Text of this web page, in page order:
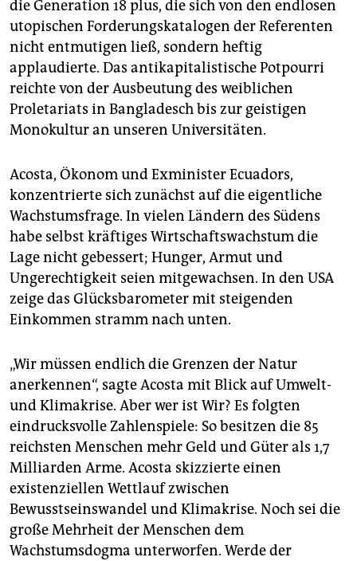
die Generation 18 plus, die sich von den endlosen
utopischen Forderungskatalogen der Referenten
nicht entmutigen ließ, sondern heftig
applaudierte. Das antikapitalistische Potpourri
reichte von der Ausbeutung des weiblichen
Proletariats in Bangladesch bis zur geistigen
Monokultur an unseren Universitäten.
Acosta, Ökonom und Exminister Ecuadors,
konzentrierte sich zunächst auf die eigentliche
Wachstumsfrage. In vielen Ländern des Südens
habe selbst kräftiges Wirtschaftswachstum die
Lage nicht gebessert; Hunger, Armut und
Ungerechtigkeit seien mitgewachsen. In den USA
zeige das Glücksbarometer mit steigenden
Einkommen stramm nach unten.
„Wir müssen endlich die Grenzen der Natur
anerkennen“, sagte Acosta mit Blick auf Umwelt-
und Klimakrise. Aber wer ist Wir? Es folgten
eindrucksvolle Zahlenspiele: So besitzen die 85
reichsten Menschen mehr Geld und Güter als 1,7
Milliarden Arme. Acosta skizzierte einen
existenziellen Wettlauf zwischen
Bewusstseinswandel und Klimakrise. Noch sei die
große Mehrheit der Menschen dem
Wachstumsdogma unterworfen. Werde der